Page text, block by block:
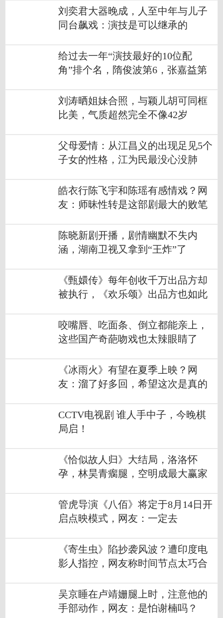
刘奕君大器晚成，人至中年与儿子
同台飙戏：演技是可以继承的
给过去一年“演技最好的10位配
角”排个名，隋俊波第6，张嘉益第
刘涛晒姐妹合照，与颖儿胡可同框
比美，气质超然完全不像42岁
父母爱情：从江昌义的出现足见5个
子女的性格，江为民最没心没肺
皓衣行陈飞宇和陈瑶有感情戏？网
友：师昧性转是这部剧最大的败笔
陈晓新剧开播，剧情幽默不失内
涵，湖南卫视又拿到“王炸”了
《甄嬛传》每年创收千万出品方却
被执行，《欢乐颂》出品方也如此
咬嘴唇、吃面条、倒立都能亲上，
这些国产奇葩吻戏也太辣眼睛了
《冰雨火》有望在夏季上映？网
友：溜了好多回，希望这次是真的
CCTV电视剧 谁人手中子，今晚棋
局启！
《恰似故人归》大结局，洛洛怀
孕，林昊青瘸腿，空明成最大赢家
管虎导演《八佰》将定于8月14日开
启点映模式，网友：一定去
《寄生虫》陷抄袭风波？遭印度电
影人指控，网友称时间节点太巧合
吴京睡在卢靖姗腿上时，注意他的
手部动作，网友：是怕谢楠吗？